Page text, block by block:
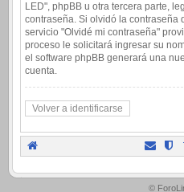
LED", phpBB u otra tercera parte,
contraseña. Si olvidó la contraseña
servicio "Olvidé mi contraseña"
proceso le solicitará ingresar su
el software phpBB generará una
cuenta.
Volver a identificarse
.
©